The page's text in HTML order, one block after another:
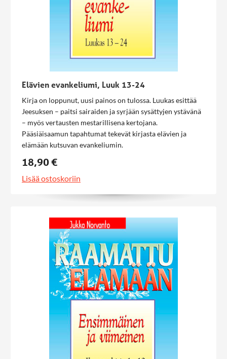
Elävien evankeliumi, Luuk 13-24
Kirja on loppunut, uusi painos on tulossa. Luukas esittää
Jeesuksen – paitsi sairaiden ja syrjään sysättyjen ystävänä
– myös vertausten mestarillisena kertojana.
Pääsiäisaamun tapahtumat tekevät kirjasta elävien ja
elämään kutsuvan evankeliumin.
18,90 €
Lisää ostoskoriin